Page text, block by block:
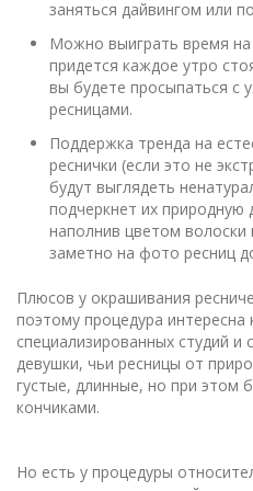
заняться дайвингом или
Можно выиграть время
придется каждое утро
вы будете просыпаться с
ресницами.
Поддержка тренда на
реснички (если это не
будут выглядеть
подчеркнет их природную
наполнив цветом
заметно на фото ресниц
Плюсов у окрашивания
поэтому процедура
специализированных студий
девушки, чьи ресницы от
густые, длинные, но при этом
кончиками.
Но есть у процедуры